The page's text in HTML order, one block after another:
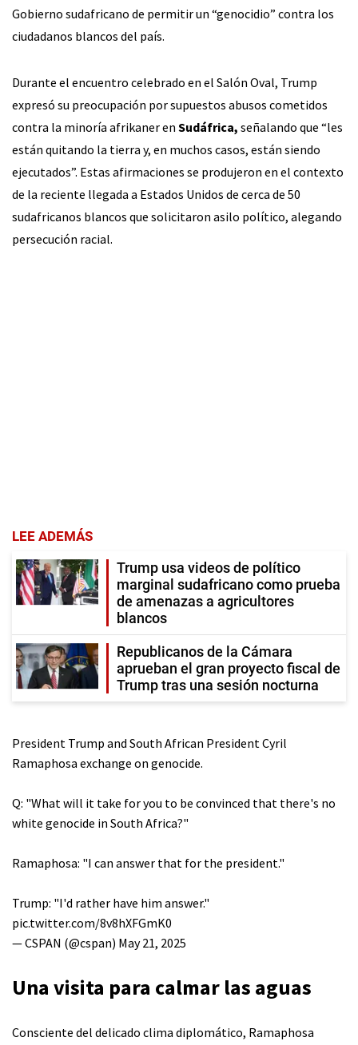
Gobierno sudafricano de permitir un “genocidio” contra los
ciudadanos blancos del país.
Durante el encuentro celebrado en el Salón Oval, Trump
expresó su preocupación por supuestos abusos cometidos
contra la minoría afrikaner en Sudáfrica, señalando que “les
están quitando la tierra y, en muchos casos, están siendo
ejecutados”. Estas afirmaciones se produjeron en el contexto
de la reciente llegada a Estados Unidos de cerca de 50
sudafricanos blancos que solicitaron asilo político, alegando
persecución racial.
LEE ADEMÁS
Trump usa videos de político
marginal sudafricano como prueba
de amenazas a agricultores
blancos
Republicanos de la Cámara
aprueban el gran proyecto fiscal de
Trump tras una sesión nocturna
President Trump and South African President Cyril
Ramaphosa exchange on genocide.
Q: "What will it take for you to be convinced that there's no
white genocide in South Africa?"
Ramaphosa: "I can answer that for the president."
Trump: "I'd rather have him answer."
pic.twitter.com/8v8hXFGmK0
— CSPAN (@cspan) May 21, 2025
Una visita para calmar las aguas
Consciente del delicado clima diplomático, Ramaphosa